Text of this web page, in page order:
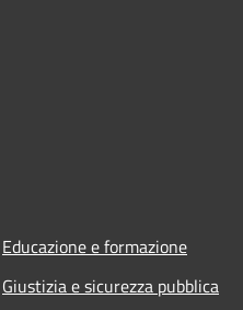
Educazione e formazione
Giustizia e sicurezza pubblica